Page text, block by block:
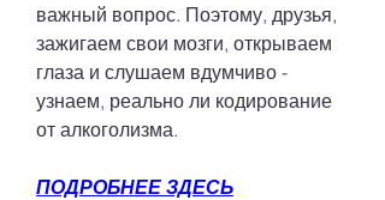
важный вопрос. Поэтому, друзья,
зажигаем свои мозги, открываем
глаза и слушаем вдумчиво -
узнаем, реально ли кодирование
от алкоголизма.
ПОДРОБНЕЕ ЗДЕСЬ